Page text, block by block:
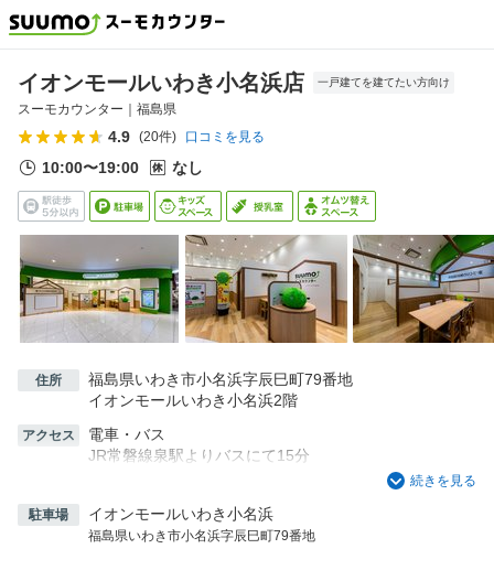
イオンモールいわき小名浜店 一戸建てを建てたい方向け
スーモカウンター｜ 福島県
4.9 (20件) 口コミを見る
10:00〜19:00 なし
住所
福島県いわき市小名浜字辰巳町79番地
イオンモールいわき小名浜2階
アクセス
電車・バス
JR常磐線泉駅よりバスにて15分
常磐自動車道 いわき勿来インターチェンジより常磐バ
イパス経由で20分
続きを見る
駐車場 イオンモールいわき小名浜
福島県いわき市小名浜字辰巳町79番地